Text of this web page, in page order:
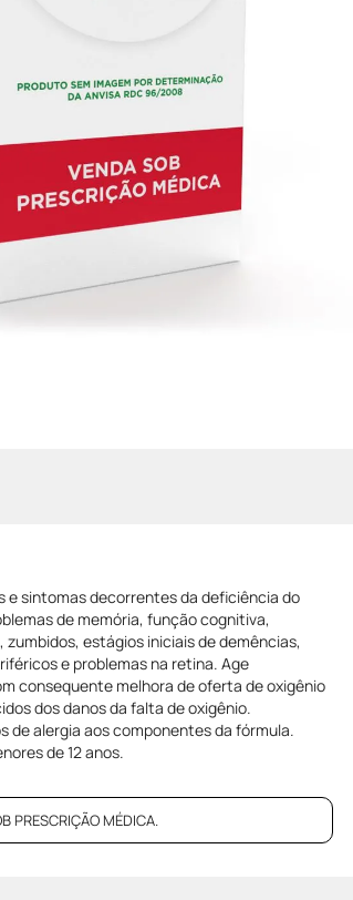
e sintomas decorrentes da deficiência do
de memória, função cognitiva,
estágios iniciais de demências,
e problemas na retina. Age
consequente melhora de oferta de oxigênio
dos danos da falta de oxigênio.
de alergia aos componentes da fórmula.
de 12 anos.
PRESCRIÇÃO MÉDICA.